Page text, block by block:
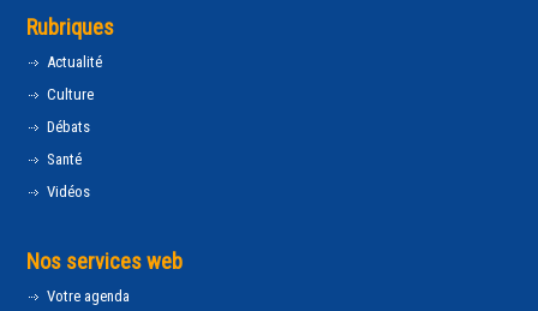
Rubriques
Actualité
Culture
Débats
Santé
Vidéos
Nos services web
Votre agenda